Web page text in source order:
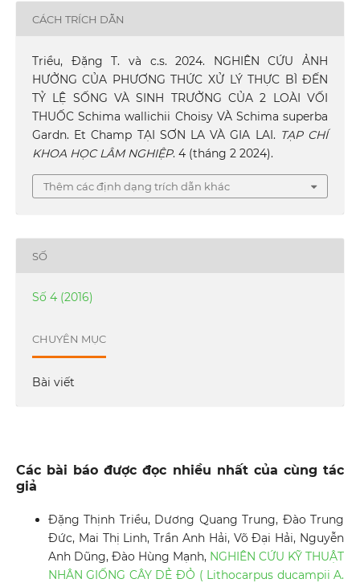
CÁCH TRÍCH DẪN
Triều, Đặng T. và c.s. 2024. NGHIÊN CỨU ẢNH
HƯỞNG CỦA PHƯƠNG THỨC XỬ LÝ THỰC BÌ ĐẾN
TỶ LỆ SỐNG VÀ SINH TRƯỞNG CỦA 2 LOÀI VỐI
THUỐC Schima wallichii Choisy VÀ Schima superba
Gardn. Et Champ TẠI SƠN LA VÀ GIA LAI. TẠP CHÍ
KHOA HỌC LÂM NGHIỆP. 4 (tháng 2 2024).
Thêm các định dạng trích dẫn khác
SỐ
Số 4 (2016)
CHUYÊN MỤC
Bài viết
Các bài báo được đọc nhiều nhất của cùng tác
giả
Đặng Thịnh Triều, Dương Quang Trung, Đào Trung
Đức, Mai Thị Linh, Trần Anh Hải, Võ Đại Hải, Nguyễn
Anh Dũng, Đào Hùng Mạnh, NGHIÊN CỨU KỸ THUẬT
NHÂN GIỐNG CÂY DẺ ĐỎ ( Lithocarpus ducampii A.